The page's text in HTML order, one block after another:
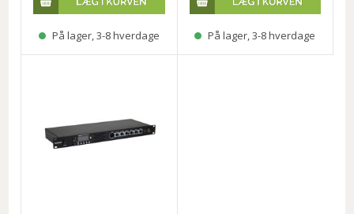
På lager, 3-8 hverdage På lager, 3-8 hverdage